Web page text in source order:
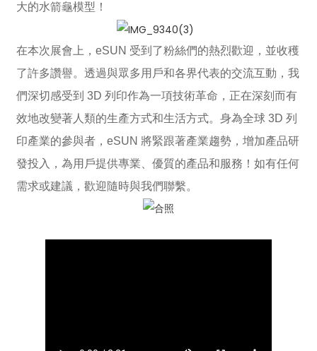
大的水箭龜模型！
在本次展會上，eSUN 受到了粉絲們的熱烈歡迎，並收穫
了許多讚譽。透過與眾多用戶和各界代表的交流互動，我
們深切感受到 3D 列印作為一項技術革命，正在深刻而有
效地改變著人類的生產方式和生活方式。身為全球 3D 列
印產業的參與者，eSUN 將緊跟著產業趨勢，增加產品研
發投入，為用戶提供專業、優質的產品和服務！如有任何
需求或建議，歡迎隨時與我們聯繫。